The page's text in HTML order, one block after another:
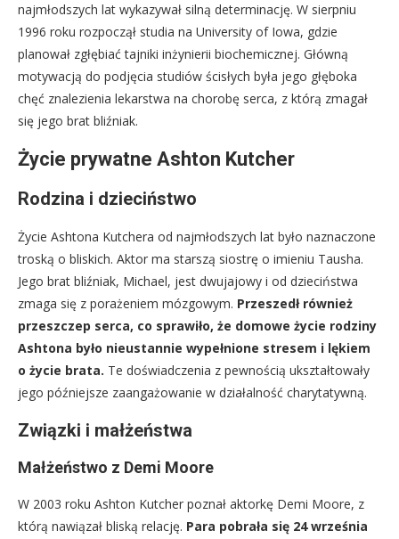
najmłodszych lat wykazywał silną determinację. W sierpniu
1996 roku rozpoczął studia na University of Iowa, gdzie
planował zgłębiać tajniki inżynierii biochemicznej. Główną
motywacją do podjęcia studiów ścisłych była jego głęboka
chęć znalezienia lekarstwa na chorobę serca, z którą zmagał
się jego brat bliźniak.
Życie prywatne Ashton Kutcher
Rodzina i dzieciństwo
Życie Ashtona Kutchera od najmłodszych lat było naznaczone
troską o bliskich. Aktor ma starszą siostrę o imieniu Tausha.
Jego brat bliźniak, Michael, jest dwujajowy i od dzieciństwa
zmaga się z porażeniem mózgowym. Przeszedł również
przeszczep serca, co sprawiło, że domowe życie rodziny
Ashtona było nieustannie wypełnione stresem i lękiem
o życie brata. Te doświadczenia z pewnością ukształtowały
jego późniejsze zaangażowanie w działalność charytatywną.
Związki i małżeństwa
Małżeństwo z Demi Moore
W 2003 roku Ashton Kutcher poznał aktorkę Demi Moore, z
którą nawiązał bliską relację. Para pobrała się 24 września